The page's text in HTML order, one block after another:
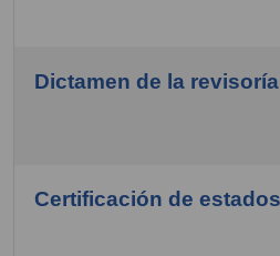
Dictamen de la
Certificación de